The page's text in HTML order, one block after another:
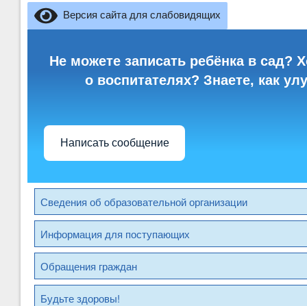
Версия сайта для слабовидящих
Не можете записать ребёнка в сад?
о воспитателях? Знаете, как
Написать сообщение
Сведения об образовательной организации
Информация для поступающих
Обращения граждан
Будьте здоровы!